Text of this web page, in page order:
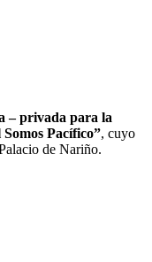
– privada para la
Pacífico”, cuyo
de Nariño.